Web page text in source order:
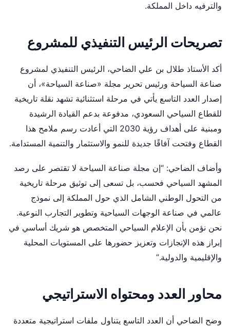
والترفيه داخل المملكة.
تصريحات الرئيس التنفيذي للمشروع
أكد الأستاذ طلال بن علي الضاحي، الرئيس التنفيذي لمشروع
صناعة السياحة ورئيس تحرير مجلة «صناعة السياحة»، أن
إصدار العدد التاسع يأتي في مرحلة استثنائية تشهد نقلة تاريخية
للقطاع السياحي السعودي، مدفوعة بدعم القيادة الرشيدة
ومبنية على أهداف رؤية 2030 التي أعادت رسم ملامح هذا
القطاع وفتحت آفاقًا جديدة للنمو والاستثمار والتنمية المستدامة.
وأضاف الضاحي: “إن مجلة صناعة السياحة لا تقتصر على رصد
المشهد السياحي فحسب، بل تسعى إلى توثيق مرحلة تاريخية
من التحول الوطني الشامل الذي حول المملكة إلى نموذج
عالمي في صناعة الوجهات السياحية وتطوير التجارب النوعية.
نحن نؤمن بأن الإعلام السياحي المتخصص هو شريك أساسي في
إبراز هذه الإنجازات وتعزيز حضورها على المستويات المحلية
والإقليمية والدولية.”
محاور العدد ومحتواه الاستراتيجي
وضح الضاحي أن العدد التاسع يتناول ملفات استراتيجية متعددة